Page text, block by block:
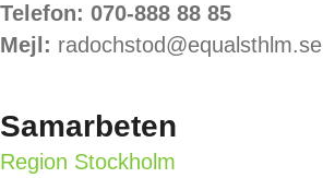
Telefon: 070-888 88 85
Mejl: radochstod@equalsthlm.se
Samarbeten
Region Stockholm